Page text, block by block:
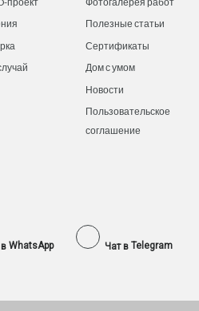
Полезные статьи
Сертификаты
Дом с умом
Новости
Пользовательское
соглашение
WhatsApp Чат в Telegram